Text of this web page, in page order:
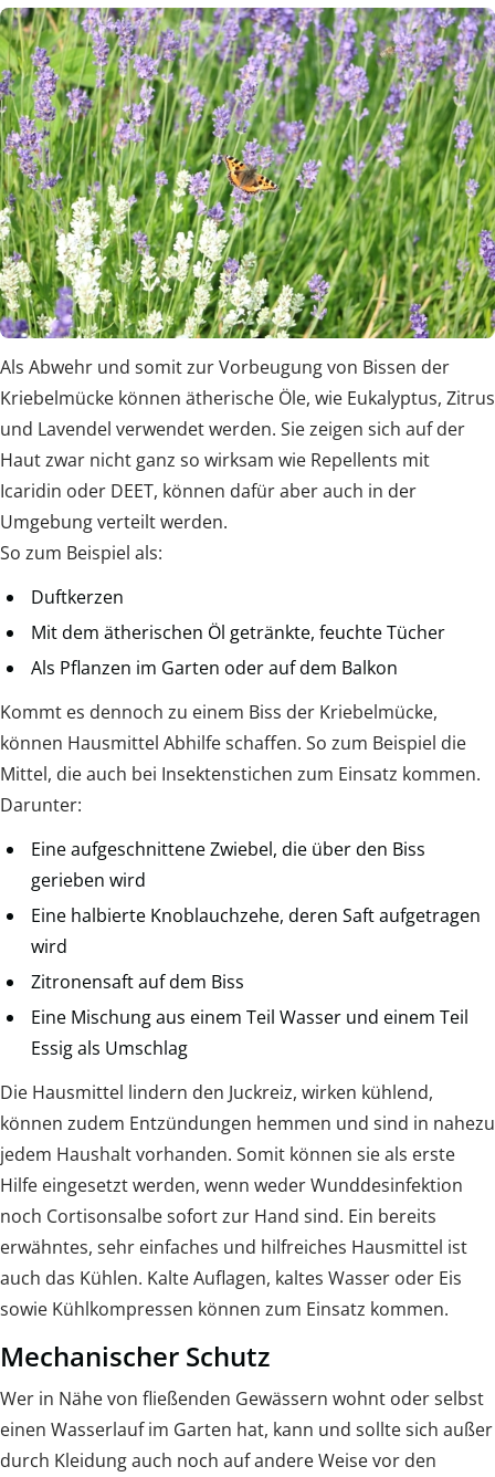
Als Abwehr und somit zur Vorbeugung von Bissen der
Kriebelmücke können ätherische Öle, wie Eukalyptus, Zitrus
und Lavendel verwendet werden. Sie zeigen sich auf der
Haut zwar nicht ganz so wirksam wie Repellents mit
Icaridin oder DEET, können dafür aber auch in der
Umgebung verteilt werden.
So zum Beispiel als:
Duftkerzen
Mit dem ätherischen Öl getränkte, feuchte Tücher
Als Pflanzen im Garten oder auf dem Balkon
Kommt es dennoch zu einem Biss der Kriebelmücke,
können Hausmittel Abhilfe schaffen. So zum Beispiel die
Mittel, die auch bei Insektenstichen zum Einsatz kommen.
Darunter:
Eine aufgeschnittene Zwiebel, die über den Biss
gerieben wird
Eine halbierte Knoblauchzehe, deren Saft aufgetragen
wird
Zitronensaft auf dem Biss
Eine Mischung aus einem Teil Wasser und einem Teil
Essig als Umschlag
Die Hausmittel lindern den Juckreiz, wirken kühlend,
können zudem Entzündungen hemmen und sind in nahezu
jedem Haushalt vorhanden. Somit können sie als erste
Hilfe eingesetzt werden, wenn weder Wunddesinfektion
noch Cortisonsalbe sofort zur Hand sind. Ein bereits
erwähntes, sehr einfaches und hilfreiches Hausmittel ist
auch das Kühlen. Kalte Auflagen, kaltes Wasser oder Eis
sowie Kühlkompressen können zum Einsatz kommen.
Mechanischer Schutz
Wer in Nähe von fließenden Gewässern wohnt oder selbst
einen Wasserlauf im Garten hat, kann und sollte sich außer
durch Kleidung auch noch auf andere Weise vor den